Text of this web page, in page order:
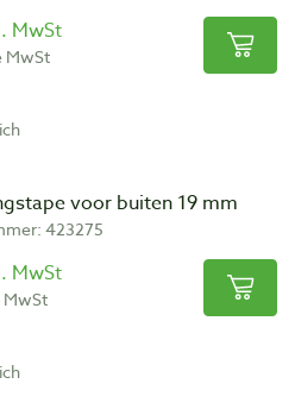
MwSt
MwSt
voor buiten 19 mm
423275
MwSt
MwSt